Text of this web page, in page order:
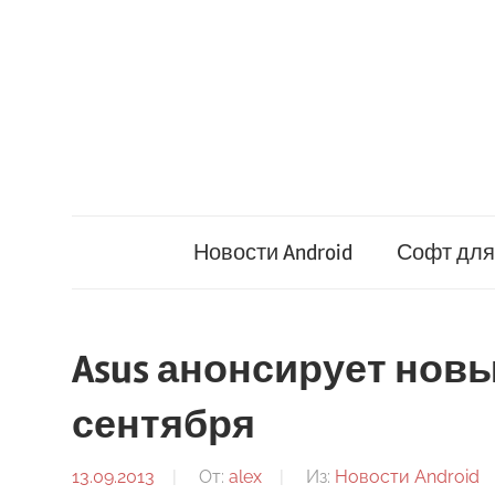
Новости Android Софт для
Asus анонсирует
сентября
13.09.2013 От: alex Из: Новости Android